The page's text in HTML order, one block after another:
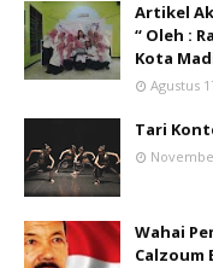
Artikel
“ Oleh :
Kota
Agustus
Tari
Wahai
Calzoum